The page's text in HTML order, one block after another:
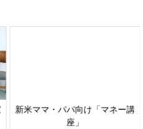
新米ママ・パパ向け「マネー講
座」